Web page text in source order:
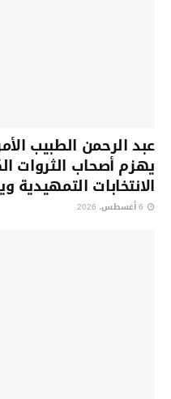
عبد الرحمن الطبيب
يهزم أصحاب الثروات
الانتخابات التمهيدية